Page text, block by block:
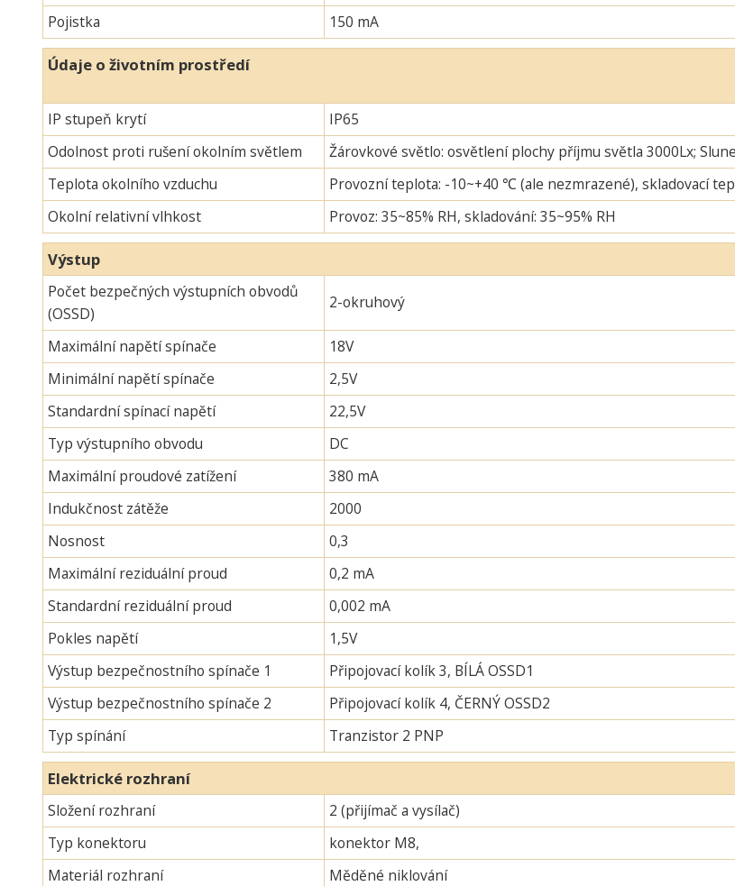
Pojistka
150 mA
Údaje o životním prostředí
IP stupeň krytí
IP65
Odolnost proti rušení okolním světlem
Žárovkové světlo: osvětlení plochy příjmu světla 3000Lx;
Teplota okolního vzduchu
Provozní teplota: -10~+40 ℃ (ale nezmrazené), skladovací
Okolní relativní vlhkost
Provoz: 35~85% RH, skladování: 35~95% RH
Výstup
Počet bezpečných výstupních obvodů
(OSSD)
2-okruhový
Maximální napětí spínače
18V
Minimální napětí spínače
2,5V
Standardní spínací napětí
22,5V
Typ výstupního obvodu
DC
Maximální proudové zatížení
380 mA
Indukčnost zátěže
2000
Nosnost
0,3
Maximální reziduální proud
0,2 mA
Standardní reziduální proud
0,002 mA
Pokles napětí
1,5V
Výstup bezpečnostního spínače 1
Připojovací kolík 3, BÍLÁ OSSD1
Výstup bezpečnostního spínače 2
Připojovací kolík 4, ČERNÝ OSSD2
Typ spínání
Tranzistor 2 PNP
Elektrické rozhraní
Složení rozhraní
2 (přijímač a vysílač)
Typ konektoru
konektor M8,
Materiál rozhraní
Měděné niklování